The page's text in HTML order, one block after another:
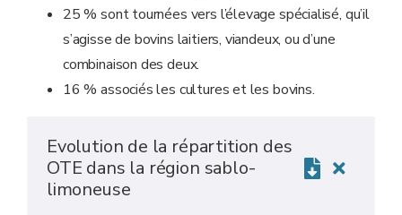
25 % sont tournées vers l’élevage spécialisé, qu’il
s’agisse de bovins laitiers, viandeux, ou d’une
combinaison des deux.
16 % associés les cultures et les bovins.
Evolution de la répartition des
OTE dans la région sablo-
limoneuse